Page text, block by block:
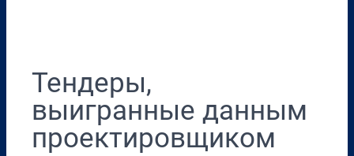
Тендеры,
выигранные данным
проектировщиком